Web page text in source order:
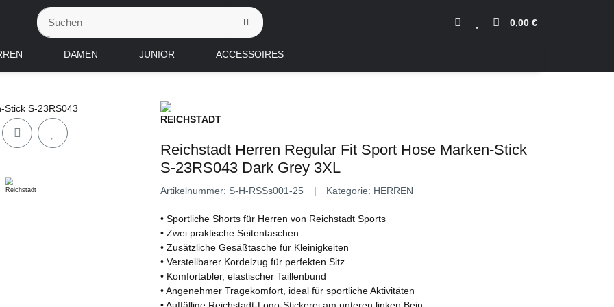
0,00 €
DAMEN JUNIOR ACCESSOIRES
Reichstadt Herren Regular Fit Sport Hose Marken-Stick
S-23RS043 Dark Grey 3XL
Artikelnummer: S-H-RSSs001-25 Kategorie: HERREN
• Sportliche Shorts für Herren von Reichstadt Sports
• Zwei praktische Seitentaschen
• Zusätzliche Gesäßtasche für Kleinigkeiten
• Verstellbarer Kordelzug für perfekten Sitz
• Komfortabler, elastischer Taillenbund
• Angenehmer Tragekomfort, ideal für sportliche Aktivitäten
• Auffällige Reichstadt-Logo-Stickerei am unteren linken Bein